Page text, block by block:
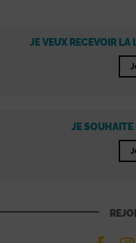
JE VEUX RECEVOIR
JE SOUHAITE